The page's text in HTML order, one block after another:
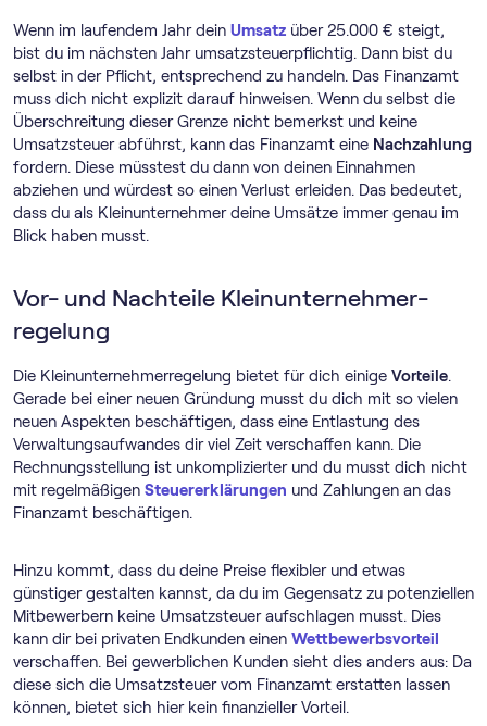
Wenn im laufendem Jahr dein Umsatz über 25.000 € steigt,
bist du im nächsten Jahr umsatzsteuerpflichtig. Dann bist du
selbst in der Pflicht, entsprechend zu handeln. Das Finanzamt
muss dich nicht explizit darauf hinweisen. Wenn du selbst die
Überschreitung dieser Grenze nicht bemerkst und keine
Umsatzsteuer abführst, kann das Finanzamt eine Nachzahlung
fordern. Diese müsstest du dann von deinen Einnahmen
abziehen und würdest so einen Verlust erleiden. Das bedeutet,
dass du als Kleinunternehmer deine Umsätze immer genau im
Blick haben musst.
Vor- und Nachteile Klein­unternehmer­
regelung
Die Klein­unternehmer­regelung bietet für dich einige Vorteile.
Gerade bei einer neuen Gründung musst du dich mit so vielen
neuen Aspekten beschäftigen, dass eine Entlastung des
Verwaltungsaufwandes dir viel Zeit verschaffen kann. Die
Rechnungsstellung ist unkomplizierter und du musst dich nicht
mit regelmäßigen Steuererklärungen und Zahlungen an das
Finanzamt beschäftigen.
Hinzu kommt, dass du deine Preise flexibler und etwas
günstiger gestalten kannst, da du im Gegensatz zu potenziellen
Mitbewerbern keine Umsatzsteuer aufschlagen musst. Dies
kann dir bei privaten Endkunden einen Wettbewerbsvorteil
verschaffen. Bei gewerblichen Kunden sieht dies anders aus: Da
diese sich die Umsatzsteuer vom Finanzamt erstatten lassen
können, bietet sich hier kein finanzieller Vorteil.